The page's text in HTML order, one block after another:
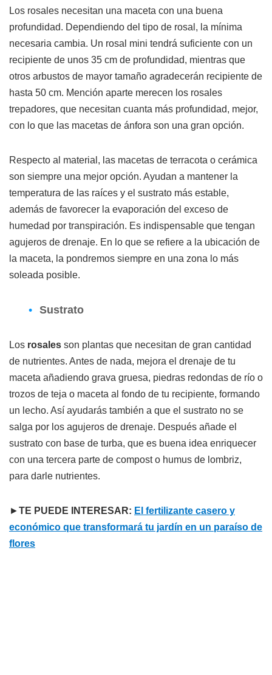
Los rosales necesitan una maceta con una buena
profundidad. Dependiendo del tipo de rosal, la mínima
necesaria cambia. Un rosal mini tendrá suficiente con un
recipiente de unos 35 cm de profundidad, mientras que
otros arbustos de mayor tamaño agradecerán recipiente de
hasta 50 cm. Mención aparte merecen los rosales
trepadores, que necesitan cuanta más profundidad, mejor,
con lo que las macetas de ánfora son una gran opción.
Respecto al material, las macetas de terracota o cerámica
son siempre una mejor opción. Ayudan a mantener la
temperatura de las raíces y el sustrato más estable,
además de favorecer la evaporación del exceso de
humedad por transpiración. Es indispensable que tengan
agujeros de drenaje. En lo que se refiere a la ubicación de
la maceta, la pondremos siempre en una zona lo más
soleada posible.
Sustrato
Los rosales son plantas que necesitan de gran cantidad
de nutrientes. Antes de nada, mejora el drenaje de tu
maceta añadiendo grava gruesa, piedras redondas de río o
trozos de teja o maceta al fondo de tu recipiente, formando
un lecho. Así ayudarás también a que el sustrato no se
salga por los agujeros de drenaje. Después añade el
sustrato con base de turba, que es buena idea enriquecer
con una tercera parte de compost o humus de lombriz,
para darle nutrientes.
►TE PUEDE INTERESAR: El fertilizante casero y
económico que transformará tu jardín en un paraíso de
flores